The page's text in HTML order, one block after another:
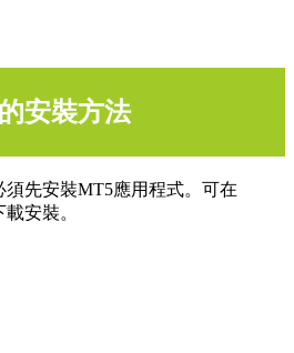
安裝方法
先安裝MT5應用程式。可在
安裝。